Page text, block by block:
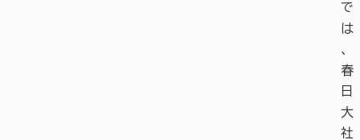
で
は
、
春
日
大
社